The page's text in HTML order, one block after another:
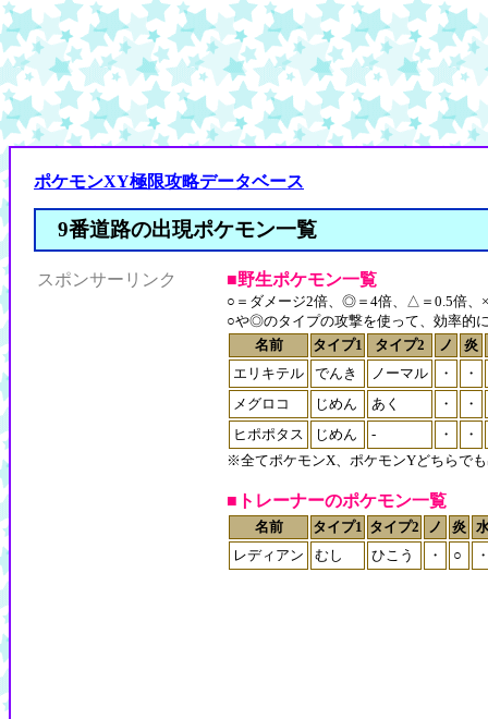
ポケモンXY極限攻略データベース
9番道路の出現ポケモン一覧
スポンサーリンク ■野生ポケモン一覧
○＝ダメージ2倍、◎＝4倍、△＝0.5倍、
○や◎のタイプの攻撃を使って、効率的
名前
タイプ1 タイプ2 ノ
炎
エリキテル
でんき ノーマル ・
・
メグロコ
じめん あく ・
・
ヒポポタス
じめん - ・
・
※全てポケモンX、ポケモンYどちらで
■トレーナーのポケモン一覧
名前 タイプ1 タイプ2 ノ 炎
レディアン
むし ひこう ・ ○